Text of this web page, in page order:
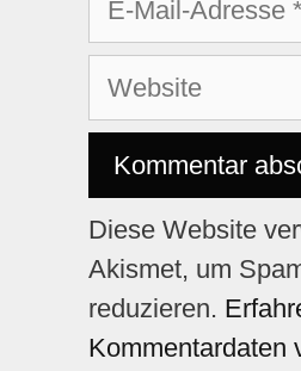
Diese Website
Akismet, um
reduzieren.
Kommentardaten